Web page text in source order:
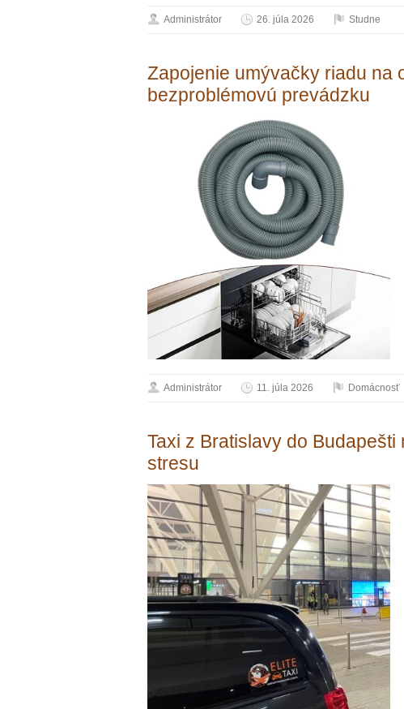
Administrátor 26. júla 2026 Studne
Zapojenie umývačky riadu na
bezproblémovú prevádzku
Administrátor 11. júla 2026 Domácnosť
Taxi z Bratislavy do
stresu